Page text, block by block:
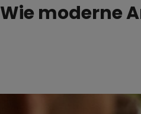
Wie moderne